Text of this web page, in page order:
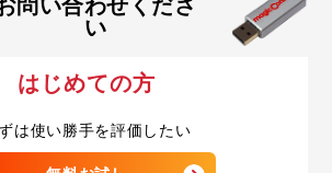
問い合わせくださ
い
はじめての方
は使い勝手を評価したい